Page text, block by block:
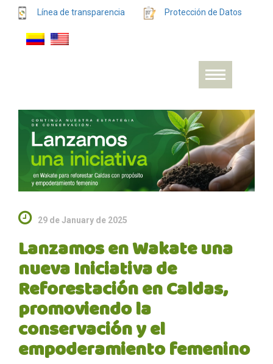
Línea de transparencia Protección de Datos
29 de January de 2025
Lanzamos en Wakate una
nueva Iniciativa de
Reforestación en Caldas,
promoviendo la
conservación y el
empoderamiento femenino